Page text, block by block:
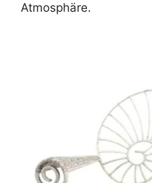
Atmosphäre.